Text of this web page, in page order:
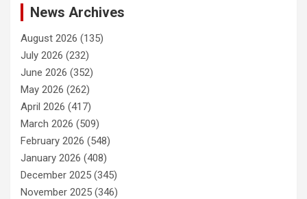
News Archives
August 2026 (135)
July 2026 (232)
June 2026 (352)
May 2026 (262)
April 2026 (417)
March 2026 (509)
February 2026 (548)
January 2026 (408)
December 2025 (345)
November 2025 (346)